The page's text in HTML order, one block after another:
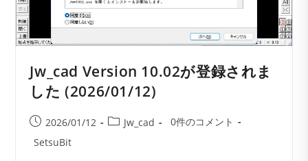
Jw_cad Version 10.02が登録されま
した (2026/01/12)
投
稿
2026/01/12
投 Jw_cad
投
0件のコメント
投
SetsuBit